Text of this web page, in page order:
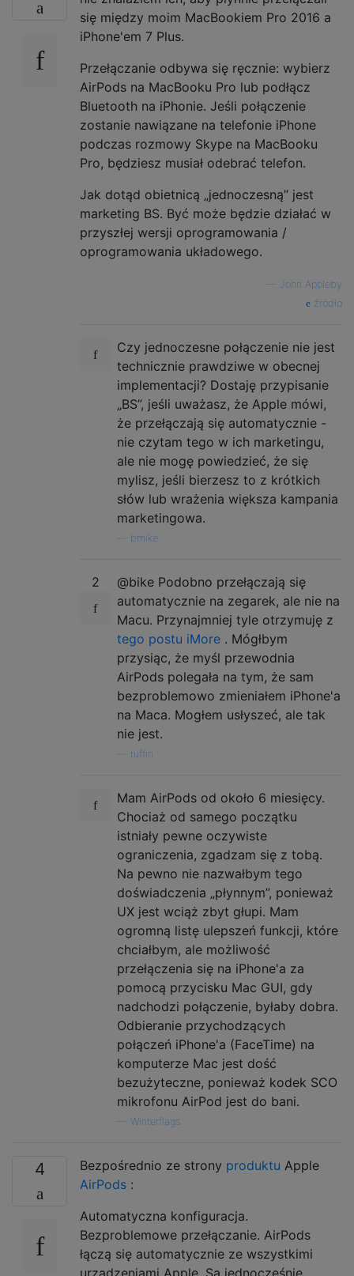
się między moim MacBookiem Pro 2016 a
iPhone'em 7 Plus.
Przełączanie odbywa się ręcznie: wybierz
AirPods na MacBooku Pro lub podłącz
Bluetooth na iPhonie. Jeśli połączenie
zostanie nawiązane na telefonie iPhone
podczas rozmowy Skype na MacBooku
Pro, będziesz musiał odebrać telefon.
Jak dotąd obietnicą „jednoczesną” jest
marketing BS. Być może będzie działać w
przyszłej wersji oprogramowania /
oprogramowania układowego.
John Appleby
źródło
Czy jednoczesne połączenie nie jest
technicznie prawdziwe w obecnej
implementacji? Dostaję przypisanie
„BS”, jeśli uważasz, że Apple mówi,
że przełączają się automatycznie -
nie czytam tego w ich marketingu,
ale nie mogę powiedzieć, że się
mylisz, jeśli bierzesz to z krótkich
słów lub wrażenia większa kampania
marketingowa.
bmike
2
@bike Podobno przełączają się
automatycznie na zegarek, ale nie na
Macu. Przynajmniej tyle otrzymuję z
tego postu iMore . Mógłbym
przysiąc, że myśl przewodnia
AirPods polegała na tym, że sam
bezproblemowo zmieniałem iPhone'a
na Maca. Mogłem usłyszeć, ale tak
nie jest.
ruffin
Mam AirPods od około 6 miesięcy.
Chociaż od samego początku
istniały pewne oczywiste
ograniczenia, zgadzam się z tobą.
Na pewno nie nazwałbym tego
doświadczenia „płynnym”, ponieważ
UX jest wciąż zbyt głupi. Mam
ogromną listę ulepszeń funkcji, które
chciałbym, ale możliwość
przełączenia się na iPhone'a za
pomocą przycisku Mac GUI, gdy
nadchodzi połączenie, byłaby dobra.
Odbieranie przychodzących
połączeń iPhone'a (FaceTime) na
komputerze Mac jest dość
bezużyteczne, ponieważ kodek SCO
mikrofonu AirPod jest do bani.
Winterflags
4 Bezpośrednio ze strony produktu Apple
AirPods :
Automatyczna konfiguracja.
Bezproblemowe przełączanie. AirPods
łączą się automatycznie ze wszystkimi
urządzeniami Apple. Są jednocześnie